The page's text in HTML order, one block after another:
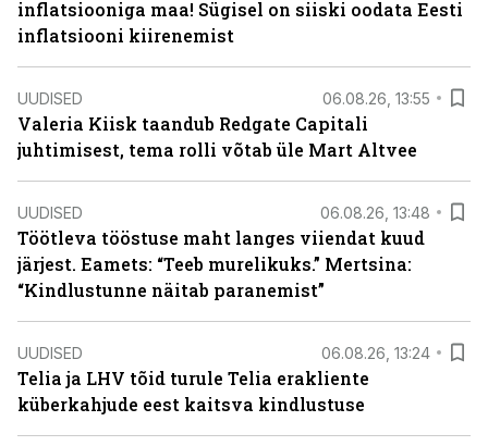
inflatsiooniga maa! Sügisel on siiski oodata Eesti
inflatsiooni kiirenemist
UUDISED 06.08.26, 13:55
Valeria Kiisk taandub Redgate Capitali
juhtimisest, tema rolli võtab üle Mart Altvee
UUDISED 06.08.26, 13:48
Töötleva tööstuse maht langes viiendat kuud
järjest. Eamets: “Teeb murelikuks.” Mertsina:
“Kindlustunne näitab paranemist”
UUDISED 06.08.26, 13:24
Telia ja LHV tõid turule Telia erakliente
küberkahjude eest kaitsva kindlustuse